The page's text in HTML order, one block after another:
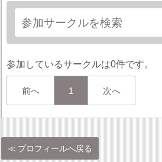
参加しているサークルは0件です。
前へ 1 次へ
プロフィールへ戻る